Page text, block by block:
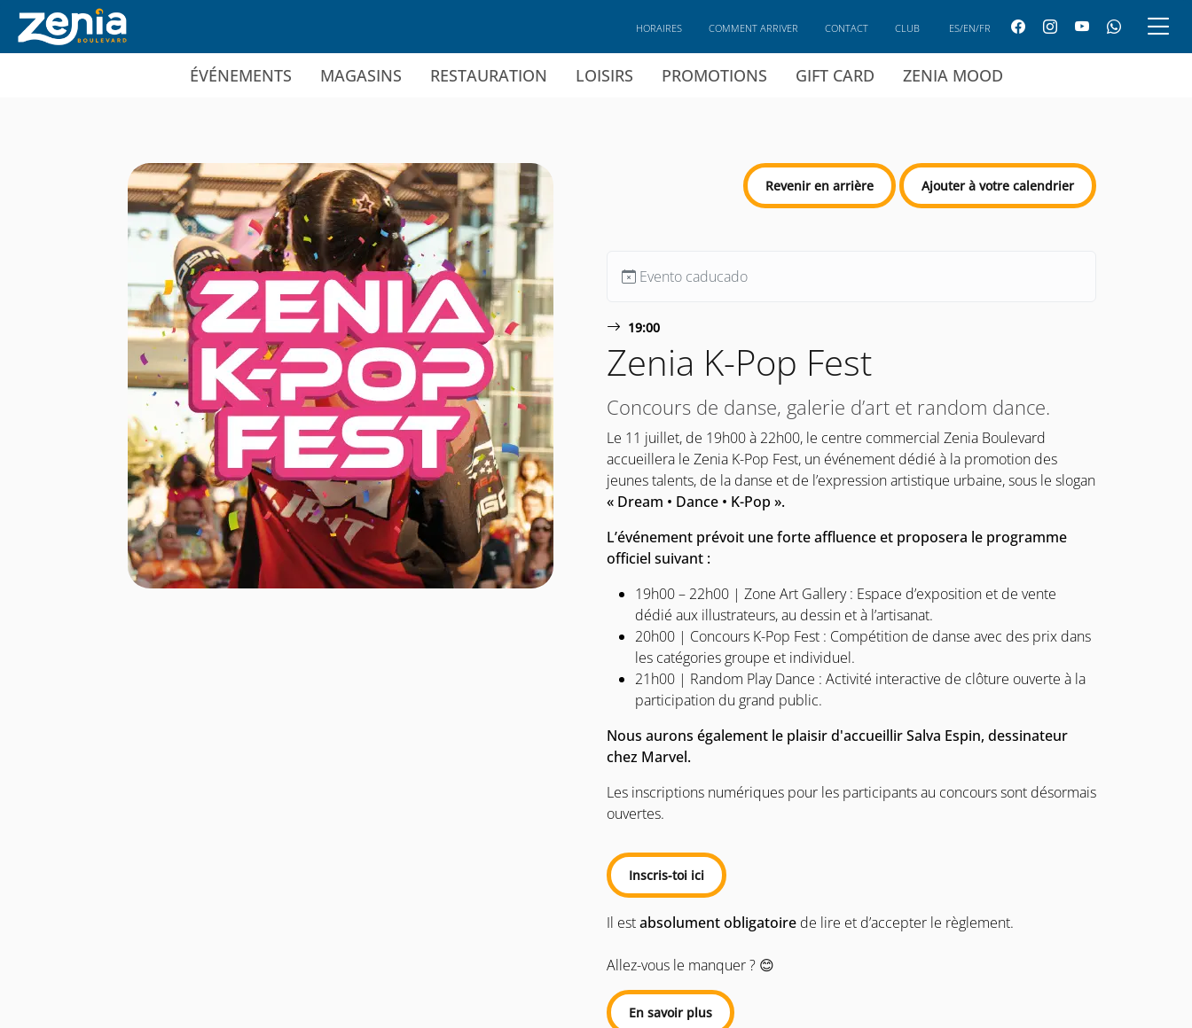
Ir al contenido principal
ÉVÉNEMENTS MAGASINS RESTAURATION LOISIRS PROMOTIONS GIFT CARD ZENIA MOOD
HORAIRES COMMENT ARRIVER CONTACT CLUB ES/EN/FR
Revenir en arrière Ajouter à votre calendrier
Evento caducado
19:00
Zenia K-Pop Fest
Concours de danse, galerie d’art et random dance.
Le 11 juillet, de 19h00 à 22h00, le centre commercial Zenia Boulevard
accueillera le Zenia K-Pop Fest, un événement dédié à la promotion des
jeunes talents, de la danse et de l’expression artistique urbaine, sous le slogan
« Dream • Dance • K-Pop ».
L’événement prévoit une forte affluence et proposera le programme
officiel suivant :
19h00 – 22h00 | Zone Art Gallery : Espace d’exposition et de vente
dédié aux illustrateurs, au dessin et à l’artisanat.
20h00 | Concours K-Pop Fest : Compétition de danse avec des prix dans
les catégories groupe et individuel.
21h00 | Random Play Dance : Activité interactive de clôture ouverte à la
participation du grand public.
Nous aurons également le plaisir d'accueillir Salva Espin, dessinateur
chez Marvel.
Les inscriptions numériques pour les participants au concours sont désormais
ouvertes.
Inscris-toi ici
Il estabsolument obligatoire de lire et d’accepter le règlement.
Allez-vous le manquer ? 😊
En savoir plus